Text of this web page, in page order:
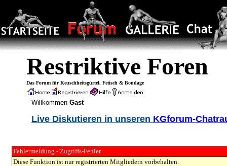
Restriktive Foren
Das Forum für Keuschheitsgürtel, Fetisch & Bondage
Willkommen Gast
Live Diskutieren in unseren KGforum-
Fehlermeldung - Zugriffs-Fehler
Diese Funktion ist nur registrierten Mitgliedern vorbehalten.